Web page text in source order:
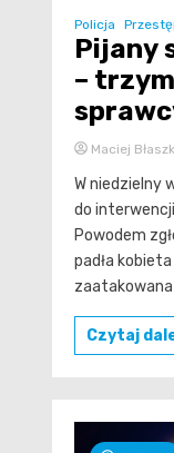
Policja
Pijany
–
Maciej
W niedzielny
do
Powodem
padła
zaatakowana
Czytaj